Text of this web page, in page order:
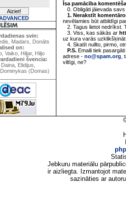
svin:
Madars, Donāts
on:
Vaiko, Hiljar, Hiljo
švencia:
Elidijus,
(Domas)
Īsa pamācība
0. Obligāti jāievada savs
1. Nerakstīt
nevēlamies būt atbildīgi
2. Tagus lietot nedrīkst.
3. Viss, kas sākās ar
uz kura varās
4. Skatīt nullto, pirmo,
P.S. Emaili tiek
adrese - no@spam.org
viltīgi, ne?
php
Jebkuru materiālu
ir aizliegta. Izmantojot
sazināties ar